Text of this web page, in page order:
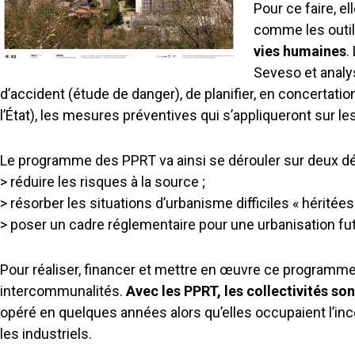
Pour ce faire,
comme les
vies humaines.
Seveso et
d’accident (étude de danger), de planifier, en
l’État), les mesures préventives qui s’appliqueront sur
Le programme des PPRT va ainsi se dérouler sur
> réduire les risques à la source ;
> résorber les situations d’urbanisme difficiles «
> poser un cadre réglementaire pour une urbanisation
Pour réaliser, financer et mettre en œuvre ce
intercommunalités. Avec les PPRT, les collectivités
opéré en quelques années alors qu’elles occupaient
les industriels.